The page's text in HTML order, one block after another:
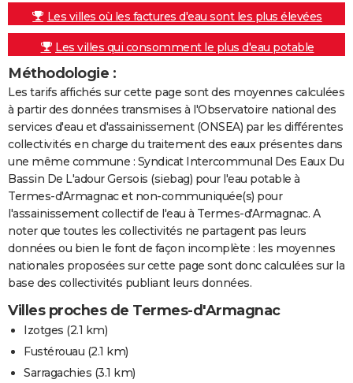
Les villes où les factures d'eau sont les plus élevées
Les villes qui consomment le plus d'eau potable
Méthodologie :
Les tarifs affichés sur cette page sont des moyennes calculées
à partir des données transmises à l'Observatoire national des
services d'eau et d'assainissement (ONSEA) par les différentes
collectivités en charge du traitement des eaux présentes dans
une même commune : Syndicat Intercommunal Des Eaux Du
Bassin De L'adour Gersois (siebag) pour l'eau potable à
Termes-d'Armagnac et non-communiquée(s) pour
l'assainissement collectif de l'eau à Termes-d'Armagnac. A
noter que toutes les collectivités ne partagent pas leurs
données ou bien le font de façon incomplète : les moyennes
nationales proposées sur cette page sont donc calculées sur la
base des collectivités publiant leurs données.
Villes proches de Termes-d'Armagnac
Izotges (2.1 km)
Fustérouau (2.1 km)
Sarragachies (3.1 km)